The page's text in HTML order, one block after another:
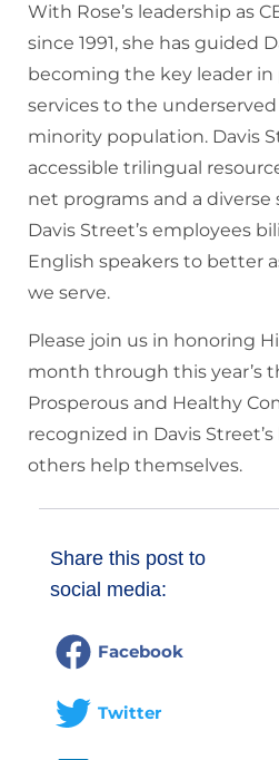
With Rose’s leadership as
since 1991, she has guided
becoming the key leader
services to the
minority population. Davis
accessible trilingual
net programs and a diverse
Davis Street’s employees
English speakers to better
we serve.
Please join us in honoring
month through this year’s
Prosperous and Healthy
recognized in Davis
others help themselves.
Share this post to
social media:
Facebook
Twitter